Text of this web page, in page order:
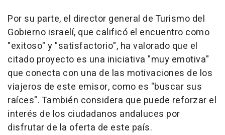
Por su parte, el director general de Turismo del
Gobierno israelí, que calificó el encuentro como
"exitoso" y "satisfactorio", ha valorado que el
citado proyecto es una iniciativa "muy emotiva"
que conecta con una de las motivaciones de los
viajeros de este emisor, como es "buscar sus
raíces". También considera que puede reforzar el
interés de los ciudadanos andaluces por
disfrutar de la oferta de este país.